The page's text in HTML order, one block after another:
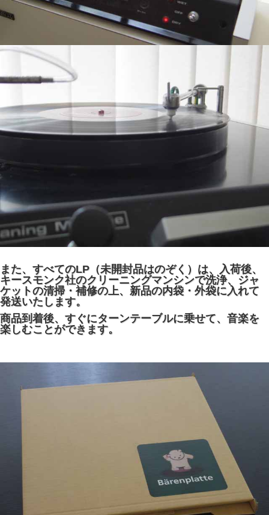
また、すべてのLP（未開封品はのぞく）は、入荷後、
キースモンク社のクリーニングマンシンで洗浄、ジャ
ケットの清掃・補修の上、新品の内袋・外袋に入れて
発送いたします。
商品到着後、すぐにターンテーブルに乗せて、音楽を
楽しむことができます。